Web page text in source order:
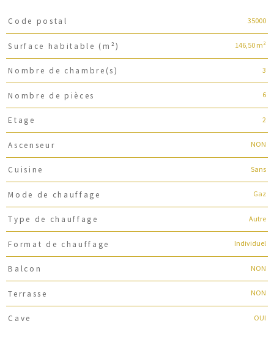
Caractéristiques
Code postal 35000
Surface habitable (m²) 146,50 m²
Nombre de chambre(s) 3
Nombre de pièces 6
Etage 2
Ascenseur NON
Cuisine Sans
Mode de chauffage Gaz
Type de chauffage Autre
Format de chauffage Individuel
Balcon NON
Terrasse NON
Cave OUI